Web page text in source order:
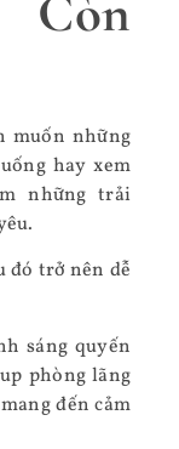
muốn những
hay xem
những trải
đó trở nên dễ
sáng quyến
phòng lãng
đến cảm